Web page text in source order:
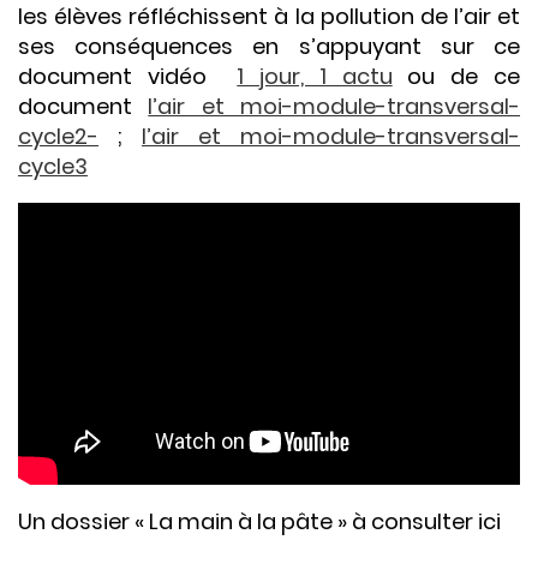
les élèves réfléchissent à la pollution de l’air et
ses conséquences en s’appuyant sur ce
document vidéo 1 jour, 1 actu ou de ce
document l’air et moi-module-transversal-
cycle2- ; l’air et moi-module-transversal-
cycle3
Un dossier « La main à la pâte » à consulter ici